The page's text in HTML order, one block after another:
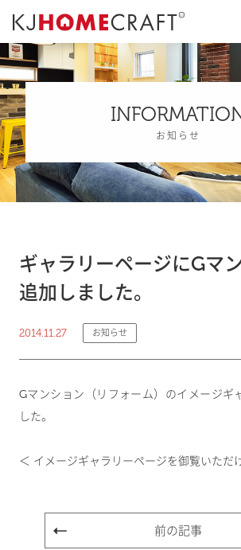
お知らせ
ギャラリーページにGマ
追加しました。
2014.11.27 お知らせ
Gマンション（リフォーム）のイメージギ
した。
＜ イメージギャラリーページを御覧いただ
前の記事